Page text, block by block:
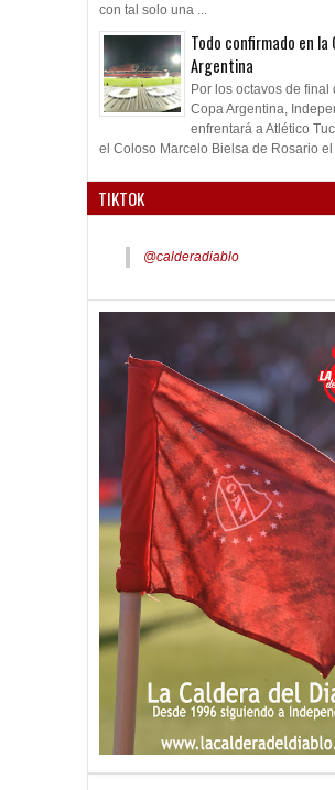
con tal solo una ...
Todo confirmado en la
Argentina
Por los octavos de final
Copa Argentina,
enfrentará a Atlético
el Coloso Marcelo Bielsa de Rosario el
TIKTOK
@calderadiablo